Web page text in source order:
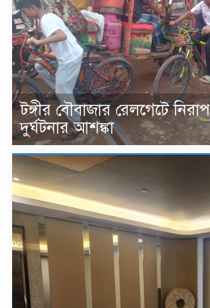
টঙ্গীর বৌবাজার রেলগেটে
দুর্ঘটনার আশঙ্কা